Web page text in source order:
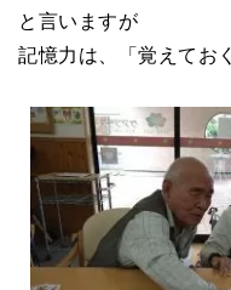
と言いますが
記憶力は、「覚えてお